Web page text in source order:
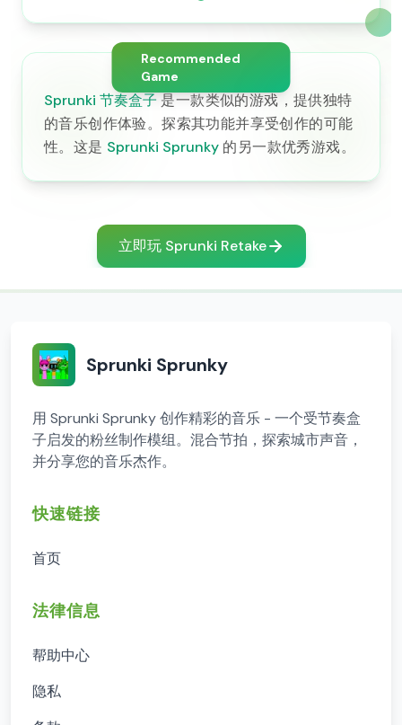
Recommended
Game
Sprunki 节奏盒子是一款类似的游戏，提供独特
的音乐创作体验。探索其功能并享受创作的可能
性。这是 Sprunki Sprunky 的另一款优秀游戏。
立即玩 Sprunki Retake
Sprunki Sprunky
用 Sprunki Sprunky 创作精彩的音乐 - 一个受节奏盒
子启发的粉丝制作模组。混合节拍，探索城市声音，
并分享您的音乐杰作。
快速链接
首页
法律信息
帮助中心
隐私